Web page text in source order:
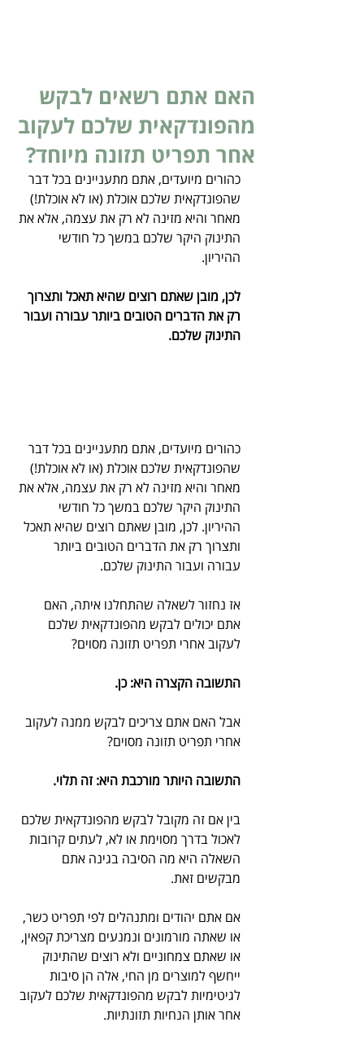
האם אתם רשאים לבקש
מהפונדקאית שלכם לעקוב
אחר תפריט תזונה מיוחד?
כהורים מיועדים, אתם מתעניינים בכל דבר
שהפונדקאית שלכם אוכלת (או לא אוכלת!)
מאחר והיא מזינה לא רק את עצמה, אלא את
התינוק היקר שלכם במשך כל חודשי
ההיריון.
לכן, מובן שאתם רוצים שהיא תאכל ותצרוך
רק את הדברים הטובים ביותר עבורה ועבור
התינוק שלכם.
כהורים מיועדים, אתם מתעניינים בכל דבר
שהפונדקאית שלכם אוכלת (או לא אוכלת!)
מאחר והיא מזינה לא רק את עצמה, אלא את
התינוק היקר שלכם במשך כל חודשי
ההיריון. לכן, מובן שאתם רוצים שהיא תאכל
ותצרוך רק את הדברים הטובים ביותר
עבורה ועבור התינוק שלכם.
אז נחזור לשאלה שהתחלנו איתה, האם
אתם יכולים לבקש מהפונדקאית שלכם
לעקוב אחרי תפריט תזונה מסוים?
התשובה הקצרה היא: כן.
אבל האם אתם צריכים לבקש ממנה לעקוב
אחרי תפריט תזונה מסוים?
התשובה היותר מורכבת היא: זה תלוי.
בין אם זה מקובל לבקש מהפונדקאית שלכם
לאכול בדרך מסוימת או לא, לעתים קרובות
השאלה היא מה הסיבה בגינה אתם
מבקשים זאת.
אם אתם יהודים ומתנהלים לפי תפריט כשר,
או שאתה מורמונים ונמנעים מצריכת קפאין,
או שאתם צמחוניים ולא רוצים שהתינוק
ייחשף למוצרים מן החי, אלה הן סיבות
לגיטימיות לבקש מהפונדקאית שלכם לעקוב
אחר אותן הנחיות תזונתיות.